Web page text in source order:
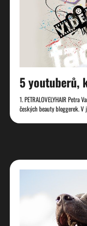
5 youtuberů,
1. PETRALOVELYHAIR Petra
českých beauty bloggerek.